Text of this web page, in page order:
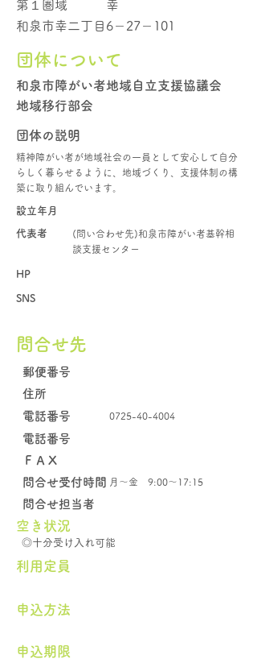
第１圏域
幸
和泉市幸二丁目6－27－101
団体について
和泉市障がい者地域自立支援協議会
地域移行部会
団体の説明
精神障がい者が地域社会の一員として安心して自分
らしく暮らせるように、地域づくり、支援体制の構
築に取り組んでいます。
設立年月
代表者
(問い合わせ先)和泉市障がい者基幹相
談支援センター
HP
SNS
問合せ先
郵便番号
住所
電話番号
0725-40-4004
電話番号
​ＦＡＸ
問合せ受付時間 月～金 9:00～17:15
問合せ担当者
空き状況
◎十分受け入れ可能
​利用定員
申込方法
申込期限